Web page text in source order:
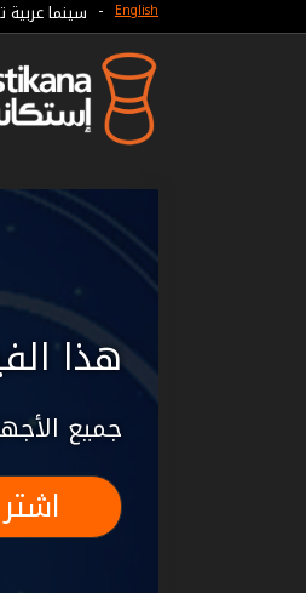
English
- سينما
هذا
جميع